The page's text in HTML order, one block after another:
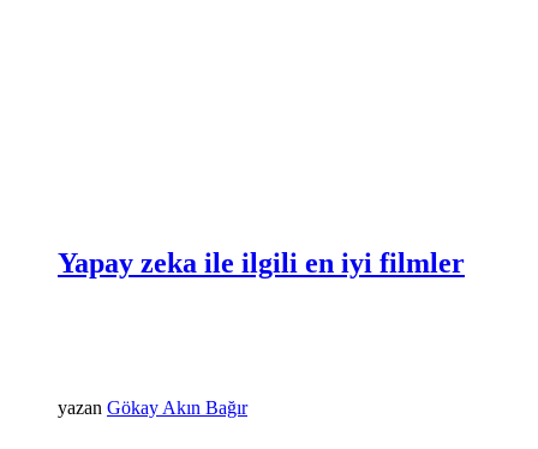
Yapay zeka ile ilgili en iyi filmler
yazan Gökay Akın Bağır